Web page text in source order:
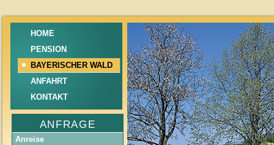
HOME
PENSION
BAYERISCHER WALD
ANFAHRT
KONTAKT
ANFRAGE
Anreise